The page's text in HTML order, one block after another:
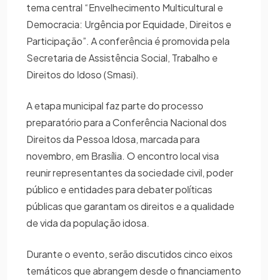
tema central “Envelhecimento Multicultural e
Democracia: Urgência por Equidade, Direitos e
Participação”. A conferência é promovida pela
Secretaria de Assistência Social, Trabalho e
Direitos do Idoso (Smasi).
A etapa municipal faz parte do processo
preparatório para a Conferência Nacional dos
Direitos da Pessoa Idosa, marcada para
novembro, em Brasília. O encontro local visa
reunir representantes da sociedade civil, poder
público e entidades para debater políticas
públicas que garantam os direitos e a qualidade
de vida da população idosa.
Durante o evento, serão discutidos cinco eixos
temáticos que abrangem desde o financiamento